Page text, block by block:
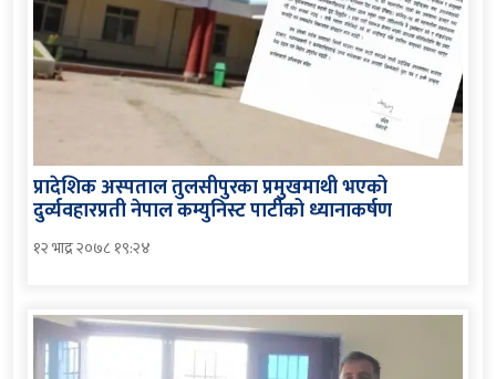
प्रादेशिक अस्पताल तुलसीपुरका प्रमुखमाथी भएको
दुर्व्यवहारप्रती नेपाल कम्युनिस्ट पार्टीको ध्यानाकर्षण
१२ भाद्र २०७८ १९:२४